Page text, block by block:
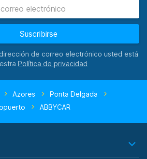
Suscribirse
de correo electrónico usted está
Azores
Ponta Delgada
ABBYCAR